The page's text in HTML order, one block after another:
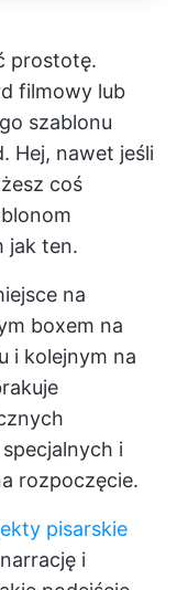
prostotę.
filmowy lub
szablonu
Hej, nawet jeśli
coś
jak ten.
na
boxem na
i kolejnym na
i
rozpoczęcie.
pisarskie
i